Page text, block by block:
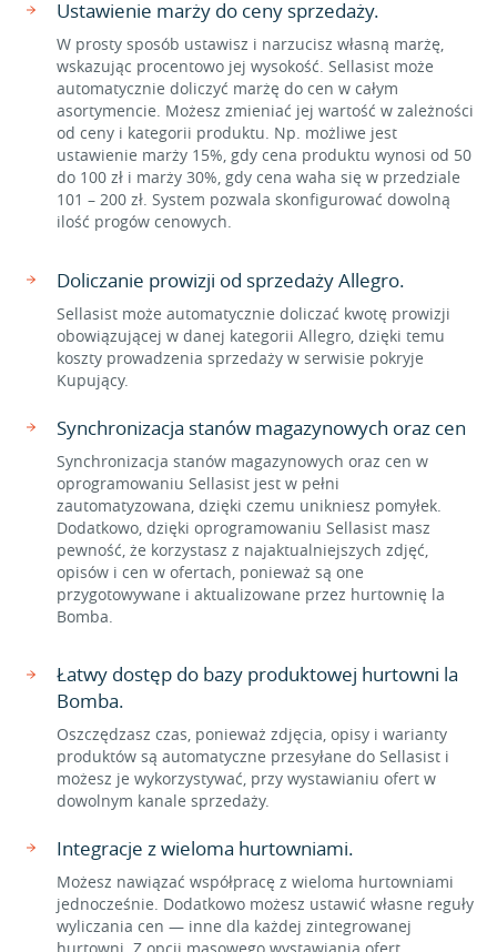
Ustawienie marży do ceny sprzedaży.
W prosty sposób ustawisz i narzucisz własną marżę,
wskazując procentowo jej wysokość. Sellasist może
automatycznie doliczyć marżę do cen w całym
asortymencie. Możesz zmieniać jej wartość w zależności
od ceny i kategorii produktu. Np. możliwe jest
ustawienie marży 15%, gdy cena produktu wynosi od 50
do 100 zł i marży 30%, gdy cena waha się w przedziale
101 – 200 zł. System pozwala skonfigurować dowolną
ilość progów cenowych.
Doliczanie prowizji od sprzedaży Allegro.
Sellasist może automatycznie doliczać kwotę prowizji
obowiązującej w danej kategorii Allegro, dzięki temu
koszty prowadzenia sprzedaży w serwisie pokryje
Kupujący.
Synchronizacja stanów magazynowych oraz cen
Synchronizacja stanów magazynowych oraz cen w
oprogramowaniu Sellasist jest w pełni
zautomatyzowana, dzięki czemu unikniesz pomyłek.
Dodatkowo, dzięki oprogramowaniu Sellasist masz
pewność, że korzystasz z najaktualniejszych zdjęć,
opisów i cen w ofertach, ponieważ są one
przygotowywane i aktualizowane przez hurtownię la
Bomba.
Łatwy dostęp do bazy produktowej hurtowni la
Bomba.
Oszczędzasz czas, ponieważ zdjęcia, opisy i warianty
produktów są automatyczne przesyłane do Sellasist i
możesz je wykorzystywać, przy wystawianiu ofert w
dowolnym kanale sprzedaży.
Integracje z wieloma hurtowniami.
Możesz nawiązać współpracę z wieloma hurtowniami
jednocześnie. Dodatkowo możesz ustawić własne reguły
wyliczania cen — inne dla każdej zintegrowanej